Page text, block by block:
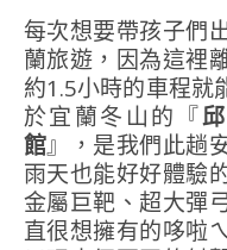
每次想要帶孩子們出外渡假時，首選會先考慮宜
蘭旅遊，因為這裡
約1.5小時的車程就
於宜蘭冬山的『
館』，是我們此趟
雨天也能好好體驗
金屬巨靶、超大彈
直很想擁有的哆啦